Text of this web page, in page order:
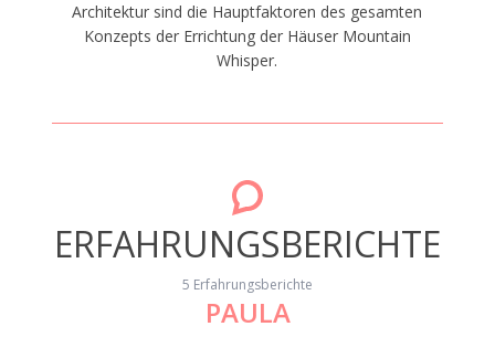
Architektur sind die Hauptfaktoren des gesamten
Konzepts der Errichtung der Häuser Mountain
Whisper.
ERFAHRUNGSBERICHTE
5 Erfahrungsberichte
PAULA